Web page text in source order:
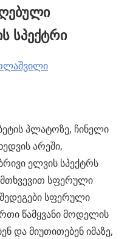
სპექტრი
პლატოზე, ჩინელი
არეში,
ელვის სპექტრს
სფერული
სფერული
წამყვანი მოდელის
და მიუთითებენ იმაზე,